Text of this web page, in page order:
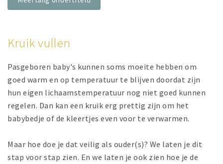
Kruik vullen
Pasgeboren baby's kunnen soms moeite hebben om
goed warm en op temperatuur te blijven doordat zijn
hun eigen lichaamstemperatuur nog niet goed kunnen
regelen. Dan kan een kruik erg prettig zijn om het
babybedje of de kleertjes even voor te verwarmen.
Maar hoe doe je dat veilig als ouder(s)? We laten je dit
stap voor stap zien. En we laten je ook zien hoe je de